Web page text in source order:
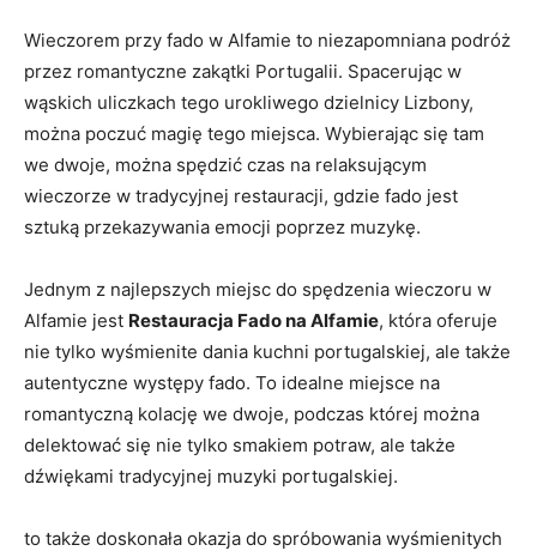
Wieczorem przy fado w Alfamie to niezapomniana podróż
przez romantyczne zakątki Portugalii. Spacerując w
wąskich uliczkach tego urokliwego dzielnicy Lizbony,
można poczuć magię tego miejsca. Wybierając się tam
we dwoje, można spędzić czas na relaksującym
wieczorze w tradycyjnej restauracji, gdzie fado jest
sztuką przekazywania emocji poprzez muzykę.
Jednym z najlepszych miejsc do spędzenia wieczoru w
Alfamie jest Restauracja Fado na Alfamie, która oferuje
nie tylko wyśmienite dania kuchni portugalskiej, ale także
autentyczne występy fado. To idealne miejsce na
romantyczną kolację we dwoje, podczas której można
delektować się nie tylko smakiem potraw, ale także
dźwiękami tradycyjnej muzyki portugalskiej.
to także doskonała okazja do spróbowania wyśmienitych